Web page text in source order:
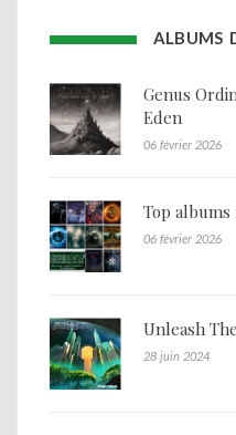
ALBUMS
Genus
Eden
06 février 2026
Top albums
06 février 2026
Unleash
28 juin 2024